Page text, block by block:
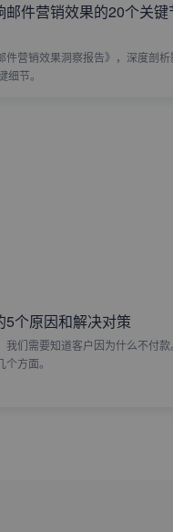
邮件营销效果的20个关键
件营销效果洞察报告》，深度剖
节。
5个原因和解决对策
我们需要知道客户因为什么不付
方面。